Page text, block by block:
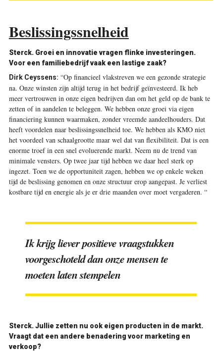
Beslissingssnelheid
Sterck. Groei en innovatie vragen flinke investeringen.
Voor een familiebedrijf vaak een lastige zaak?
Dirk Ceyssens: “Op financieel vlakstreven we een gezonde strategie
na. Onze winsten zijn altijd terug in het bedrijf geïnvesteerd. Ik heb
meer vertrouwen in onze eigen bedrijven dan om het geld op de bank te
zetten of in aandelen te beleggen. We hebben onze groei via eigen
financiering kunnen waarmaken, zonder vreemde aandeelhouders. Dat
heeft voordelen naar beslissingssnelheid toe. We hebben als KMO niet
het voordeel van schaalgrootte maar wel dat van flexibiliteit. Dat is een
enorme troef in een snel evoluerende markt. Neem nu de trend van
minimale vensters. Op twee jaar tijd hebben we daar heel sterk op
ingezet. Toen we de opportuniteit zagen, hebben we op enkele weken
tijd de beslissing genomen en onze structuur erop aangepast. Je verliest
kostbare tijd en energie als je er drie maanden over moet vergaderen. “
Ik krijg liever positieve vraagstukken
voorgeschoteld dan onze mensen te
moeten laten stempelen
Sterck. Jullie zetten nu ook eigen producten in de markt.
Vraagt dat een andere benadering voor marketing en
verkoop?